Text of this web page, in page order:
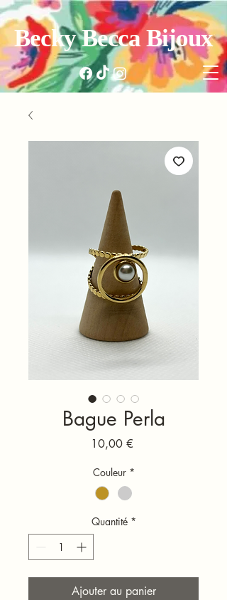
Becky Becca Bijoux
Bague Perla
10,00 €Prix
Couleur *
Quantité *
Ajouter au panier